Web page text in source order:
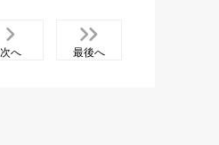
次へ 最後へ